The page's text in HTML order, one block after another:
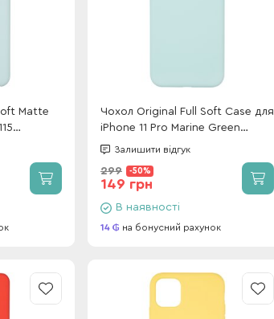
Matte
Чохол Original Full Soft Case для
iPhone 11 Pro Marine Green
(without logo)
Залишити відгук
299 -50%
149 грн
В наявності
14 на бонусний рахунок